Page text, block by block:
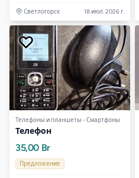
Светлогорск 18 июл. 2026 г.
Телефоны и планшеты - Смартфоны
Телефон
35,00 Br
Предложение